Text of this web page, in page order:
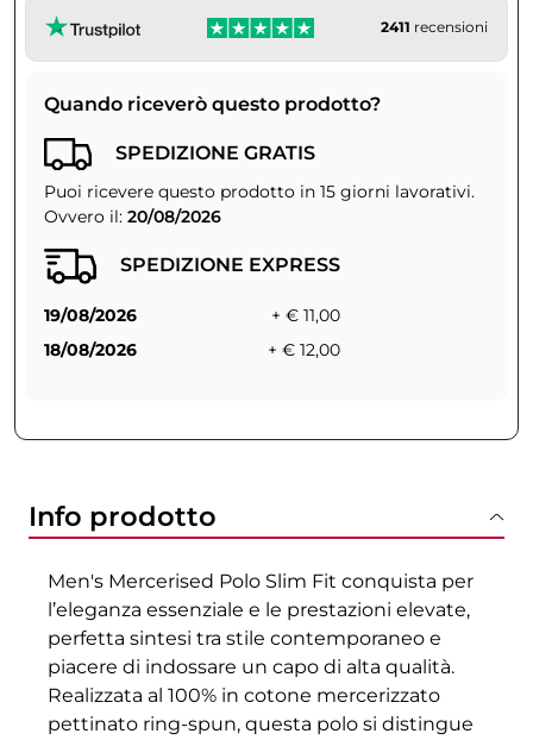
2411 recensioni
Quando riceverò questo prodotto?
SPEDIZIONE GRATIS
Puoi ricevere questo prodotto in 15 giorni lavorativi.
Ovvero il: 20/08/2026
SPEDIZIONE EXPRESS
19/08/2026
+ € 11,00
18/08/2026
+ € 12,00
Info prodotto
Men's Mercerised Polo Slim Fit conquista per
l’eleganza essenziale e le prestazioni elevate,
perfetta sintesi tra stile contemporaneo e
piacere di indossare un capo di alta qualità.
Realizzata al 100% in cotone mercerizzato
pettinato ring-spun, questa polo si distingue